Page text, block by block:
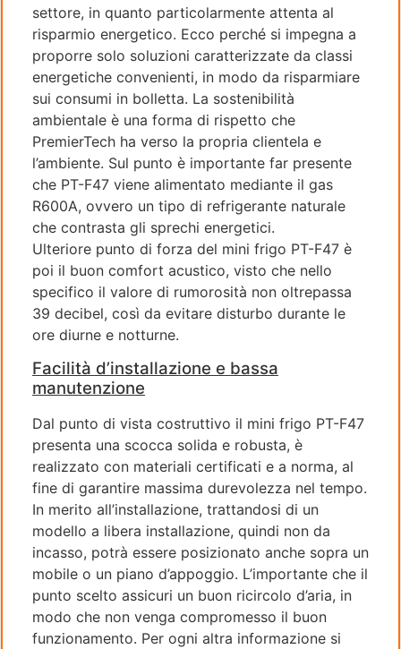
settore, in quanto particolarmente attenta al
risparmio energetico. Ecco perché si impegna a
proporre solo soluzioni caratterizzate da classi
energetiche convenienti, in modo da risparmiare
sui consumi in bolletta. La sostenibilità
ambientale è una forma di rispetto che
PremierTech ha verso la propria clientela e
l’ambiente. Sul punto è importante far presente
che PT-F47 viene alimentato mediante il gas
R600A, ovvero un tipo di refrigerante naturale
che contrasta gli sprechi energetici.
Ulteriore punto di forza del mini frigo PT-F47 è
poi il buon comfort acustico, visto che nello
specifico il valore di rumorosità non oltrepassa
39 decibel, così da evitare disturbo durante le
ore diurne e notturne.
Facilità d’installazione e bassa
manutenzione
Dal punto di vista costruttivo il mini frigo PT-F47
presenta una scocca solida e robusta, è
realizzato con materiali certificati e a norma, al
fine di garantire massima durevolezza nel tempo.
In merito all’installazione, trattandosi di un
modello a libera installazione, quindi non da
incasso, potrà essere posizionato anche sopra un
mobile o un piano d’appoggio. L’importante che il
punto scelto assicuri un buon ricircolo d’aria, in
modo che non venga compromesso il buon
funzionamento. Per ogni altra informazione si